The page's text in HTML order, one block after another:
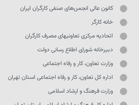
کانون عالی انجمن‌های صنفی کارگران ایران
خانه کارگر
اتحادیه مرکزی تعاونیهای مصرف کارگران
دبیرخانه شورای اطلاع رسانی دولت
وزارت تعاون، کار و رفاه اجتماعی
اداره کل تعاون، کار و رفاه اجتماعی استان تهران
وزارت فرهنگ و ارشاد اسلامی